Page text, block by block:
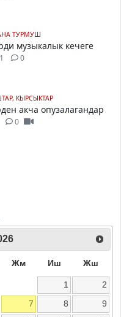
ТУРМУШ
музыкалык кечеге
0
КЫРСЫКТАР
акча опузалагандар
0
Жм Иш Жш
1
2
7 8
9